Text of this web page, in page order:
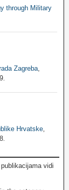
through Military
Zagreba
Hrvatske
vidi